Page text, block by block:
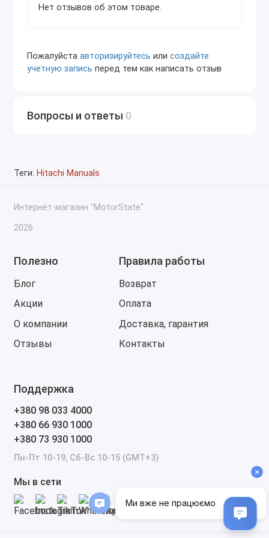
Нет отзывов об этом товаре.
Пожалуйста авторизируйтесь или создайте
учетную запись перед тем как написать отзыв
Вопросы и ответы 0
Теги: Hitachi Manuals
Интернет-магазин "MotorState"
2026
Полезно
Блог
Акции
О компании
Отзывы
Правила работы
Возврат
Оплата
Доставка, гарантия
Контакты
Поддержка
+380 98 033 4000
+380 66 930 1000
+380 73 930 1000
Пн-Пт 10-19, Сб-Вс 10-15 (GMT+3)
Мы в сети